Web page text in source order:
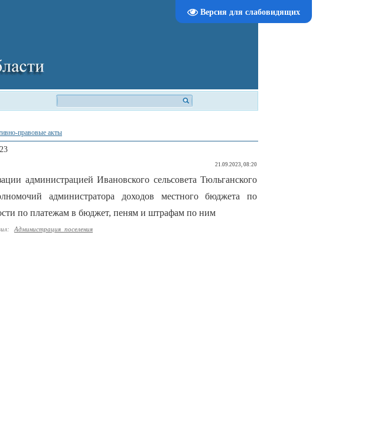
Версия для слабовидящих
правовые акты
21.09.2023, 08:20
администрацией Ивановского сельсовета Тюльганского
администратора доходов местного бюджета по
по платежам в бюджет, пеням и штрафам по ним
:
Администрация_поселения